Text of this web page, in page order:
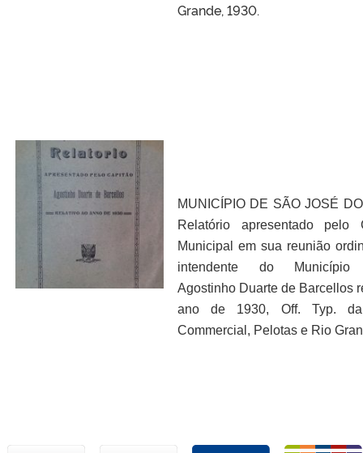
Grande, 1930.
MUNICÍPIO DE SÃO JOSÉ
Relatório apresentado pelo
Municipal em sua reunião
intendente do Município
Agostinho Duarte de Barcellos
ano de 1930, Off. Typ. da
Commercial, Pelotas e Rio